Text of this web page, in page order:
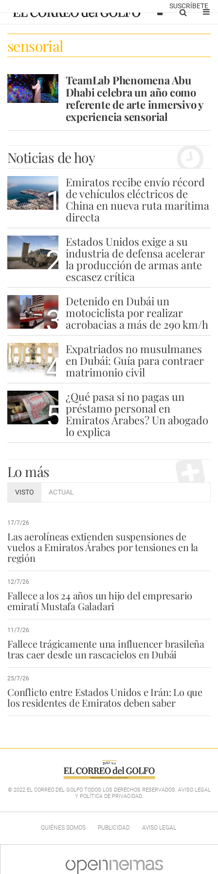
SUSCRÍBETE
sensorial
TeamLab Phenomena Abu
Dhabi celebra un año como
referente de arte inmersivo y
experiencia sensorial
Noticias de hoy
1
Emiratos recibe envío récord
de vehículos eléctricos de
China en nueva ruta marítima
directa
2
Estados Unidos exige a su
industria de defensa acelerar
la producción de armas ante
escasez crítica
3
Detenido en Dubái un
motociclista por realizar
acrobacias a más de 290 km/h
4
Expatriados no musulmanes
en Dubái: Guía para contraer
matrimonio civil
5
¿Qué pasa si no pagas un
préstamo personal en
Emiratos Árabes? Un abogado
lo explica
Lo más
VISTO ACTUAL
17/7/26
Las aerolíneas extienden suspensiones de
vuelos a Emiratos Árabes por tensiones en la
región
12/7/26
Fallece a los 24 años un hijo del empresario
emiratí Mustafa Galadari
11/7/26
Fallece trágicamente una influencer brasileña
tras caer desde un rascacielos en Dubái
25/7/26
Conflicto entre Estados Unidos e Irán: Lo que
los residentes de Emiratos deben saber
© 2022 EL CORREO DEL GOLFO TODOS LOS DERECHOS RESERVADOS. AVISO LEGAL
Y POLÍTICA DE PRIVACIDAD.
QUIÉNES SOMOS PUBLICIDAD AVISO LEGAL